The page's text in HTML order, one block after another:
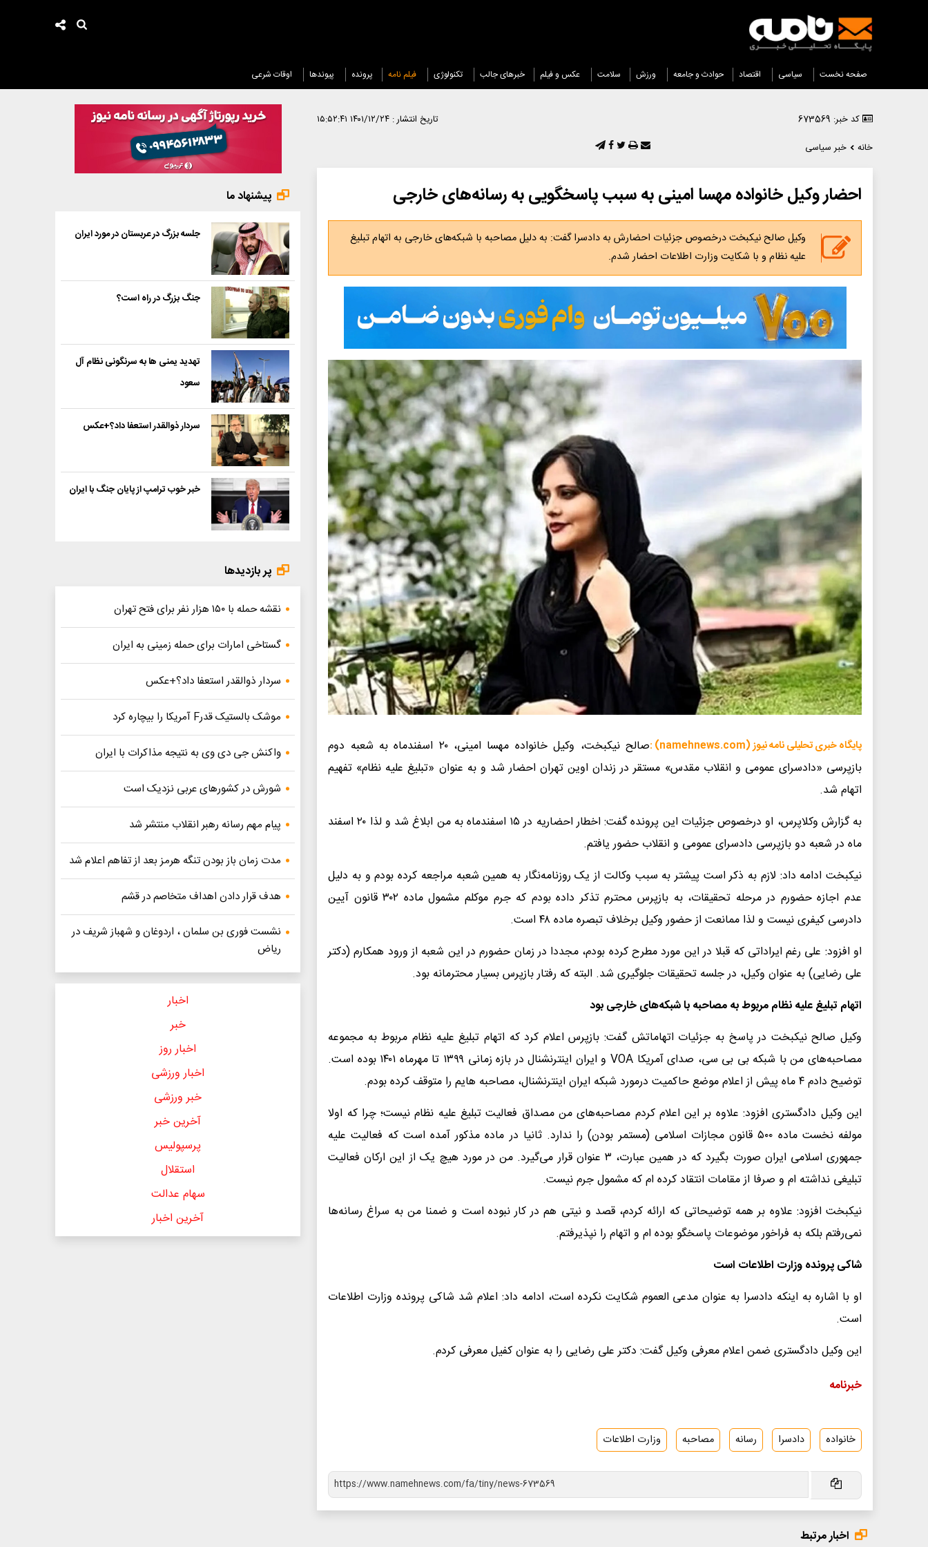
صفحه نخست سیاسی اقتصاد حوادث و جامعه ورزش سلامت عکس و فیلم خبرهای جالب تکنولوژی فیلم نامه پرونده پیوندها اوقات شرعی
کد خبر: 673569 تاریخ انتشار : ۱۴۰۱/۱۲/۲۴ ۱۵:۵۲:۴۱
خانه
خبر سیاسی
احضار وکیل خانواده مهسا امینی به سبب پاسخگویی به رسانه‌های خارجی
وکیل صالح نیکبخت درخصوص جزئیات احضارش به دادسرا گفت: به دلیل مصاحبه با شبکه‌های خارجی به اتهام تبلیغ
علیه نظام و با شکایت وزارت اطلاعات احضار شدم.
پایگاه خبری تحلیلی نامه نیوز (namehnews.com) :
صالح نیکبخت، وکیل خانواده مهسا امینی، ۲۰ اسفندماه بە شعبە دوم
بازپرسی «دادسرای عمومی و انقلاب مقدس» مستقر در زندان اوین تهران احضار شد و به عنوان «تبلیغ علیە نظام» تفهیم
اتهام شد.
به گزارش وکلاپرس، او درخصوص جزئیات این پرونده گفت: اخطار احضاریه در ۱۵ اسفندماه به من ابلاغ شد و لذا ۲۰ اسفند
ماه در شعبه دو بازپرسی دادسرای عمومی و انقلاب حضور یافتم.
نیکبخت ادامه داد: لازم به ذکر است پیشتر به سبب وکالت از یک روزنامه‌نگار به همین شعبه مراجعه کرده بودم و به دلیل
عدم اجازه حضورم در مرحله تحقیقات، به بازپرس محترم تذکر داده بودم که جرم موکلم مشمول ماده ۳۰۲ قانون آیین
دادرسی کیفری نیست و لذا ممانعت از حضور وکیل برخلاف تبصره ماده ۴۸ است.
او افزود: علی رغم ایراداتی که قبلا در این مورد مطرح کرده بودم، مجددا در زمان حضورم در این شعبه از ورود همکارم (دکتر
علی رضایی) به عنوان وکیل، در جلسه تحقیقات جلوگیری شد. البته که رفتار بازپرس بسیار محترمانه بود.
اتهام تبلیغ علیه نظام مربوط به مصاحبه با شبکه‌های خارجی بود
وکیل صالح نیکبخت در پاسخ به جزئیات اتهاماتش گفت: بازپرس اعلام کرد که اتهام تبلیغ علیه نظام مربوط به مجموعه
مصاحبه‌های من با شبکه بی بی سی، صدای آمریکا VOA و ایران اینترنشنال در بازه زمانی ۱۳۹۹ تا مهرماه ۱۴۰۱ بوده است.
توضیح دادم ۴ ماه پیش از اعلام موضع حاکمیت درمورد شبکه ایران اینترنشنال، مصاحبه هایم را متوقف کرده بودم.
این وکیل دادگستری افزود: علاوه بر این اعلام کردم مصاحبه‌های من مصداق فعالیت تبلیغ علیه نظام نیست؛ چرا که اولا
مولفه نخست ماده ۵۰۰ قانون مجازات اسلامی (مستمر بودن) را ندارد. ثانیا در ماده مذکور آمده است که فعالیت علیه
جمهوری اسلامی ایران صورت بگیرد که در همین عبارت، ۳ عنوان قرار می‌گیرد. من در مورد هیچ یک از این ارکان فعالیت
تبلیغی نداشته ام و صرفا از مقامات انتقاد کرده ام که مشمول جرم نیست.
نیکبخت افزود: علاوه بر همه توضیحاتی که ارائه کردم، قصد و نیتی هم در کار نبوده است و ضمنا من به سراغ رسانه‌ها
نمی‌رفتم بلکه به فراخور موضوعات پاسخگو بوده ام و اتهام را نپذیرفتم.
شاکی پرونده وزارت اطلاعات است
او با اشاره به اینکه دادسرا به عنوان مدعی العموم شکایت نکرده است، ادامه داد: اعلام شد شاکی پرونده وزارت اطلاعات
است.
این وکیل دادگستری ضمن اعلام معرفی وکیل گفت: دکتر علی رضایی را به عنوان کفیل معرفی کردم.
خبرنامه
خانواده دادسرا رسانه مصاحبه وزارت اطلاعات
اخبار مرتبط
پیشنهاد ما
جلسه بزرگ در عربستان در مورد ایران
جنگ بزرگ در راه است؟
تهدید یمنی ها به سرنگونی نظام آل
سعود
سردار ذوالقدر استعفا داد؟+عکس
خبر خوب ترامپ از پایان جنگ با ایران
پر بازدیدها
نقشه حمله با ۱۵۰ هزار نفر برای فتح تهران
گستاخی امارات برای حمله زمینی به ایران
سردار ذوالقدر استعفا داد؟+عکس
موشک بالستیک قدرF آمریکا را بیچاره کرد
واکنش جی دی وی به نتیجه مذاکرات با ایران
شورش در کشورهای عربی نزدیک است
پیام مهم رسانه رهبر انقلاب منتشر شد
مدت زمان باز بودن تنگه هرمز بعد از تفاهم اعلام شد
هدف قرار دادن اهداف متخاصم در قشم
نشست فوری بن سلمان ، اردوغان و شهباز شریف در
ریاض
اخبار
خبر
اخبار روز
اخبار ورزشی
خبر ورزشی
آخرین خبر
پرسپولیس
استقلال
سهام عدالت
آخرین اخبار